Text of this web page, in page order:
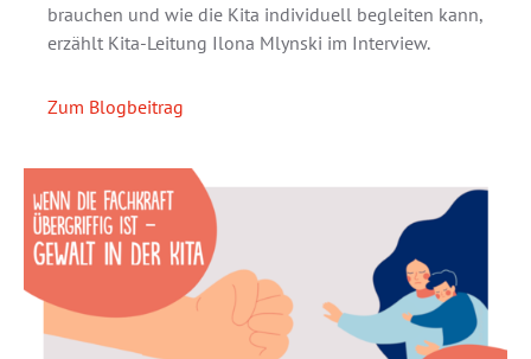
brauchen und wie die Kita individuell begleiten kann,
erzählt Kita-Leitung Ilona Mlynski im Interview.
Zum Blogbeitrag